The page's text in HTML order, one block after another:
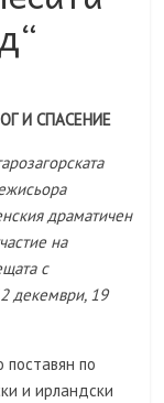
И СПАСЕНИЕ
драматичен
на
с
декември, 19
по
и ирландски